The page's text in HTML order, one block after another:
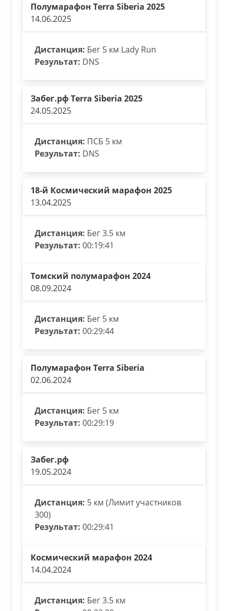
Полумарафон Terra Siberia 2025
14.06.2025
Дистанция: Бег 5 км Lady Run
Результат: DNS
Забег.рф Terra Siberia 2025
24.05.2025
Дистанция: ПСБ 5 км
Результат: DNS
18-й Космический марафон 2025
13.04.2025
Дистанция: Бег 3.5 км
Результат: 00:19:41
Томский полумарафон 2024
08.09.2024
Дистанция: Бег 5 км
Результат: 00:29:44
Полумарафон Terra Siberia
02.06.2024
Дистанция: Бег 5 км
Результат: 00:29:19
Забег.рф
19.05.2024
Дистанция: 5 км (Лимит участников
300)
Результат: 00:29:41
Космический марафон 2024
14.04.2024
Дистанция: Бег 3.5 км